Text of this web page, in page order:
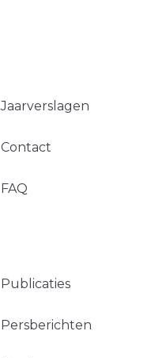
Jaarverslagen
Contact
FAQ
Publicaties
Persberichten